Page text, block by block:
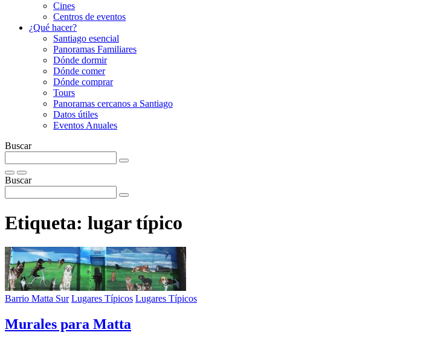
Cines
Centros de eventos
¿Qué hacer?
Santiago esencial
Panoramas Familiares
Dónde dormir
Dónde comer
Dónde comprar
Tours
Panoramas cercanos a Santiago
Datos útiles
Eventos Anuales
Buscar
Buscar
Etiqueta: lugar típico
Barrio Matta Sur Lugares Típicos Lugares Típicos
Murales para Matta